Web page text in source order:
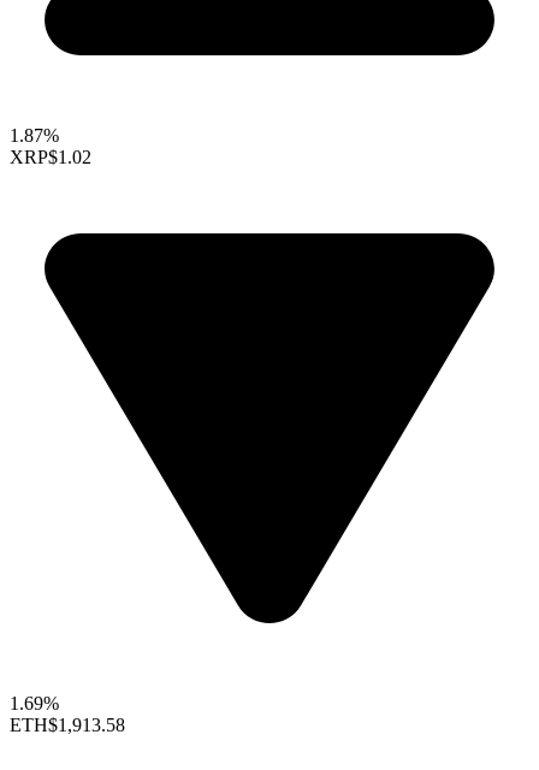
1.87%
XRP$1.02
1.69%
ETH$1,913.58